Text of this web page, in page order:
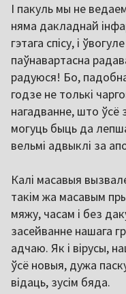
І пакуль мы не
няма дакладнай
гэтага спісу, і
паўнавартасна
радуюся! Бо,
годзе не толькі
нагадванне, што ўсё
могуць быць да
вельмі адвыклі за
Калі масавыя
такім жа масавым
мяжу, часам і без
засейванне нашага
адчаю. Як і вірусы,
ўсё новыя, дужа
відаць, зусім бяда.